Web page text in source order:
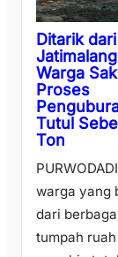
Ditarik
Warga
Proses
Tutul
Ton
warga yang
dari
tumpah